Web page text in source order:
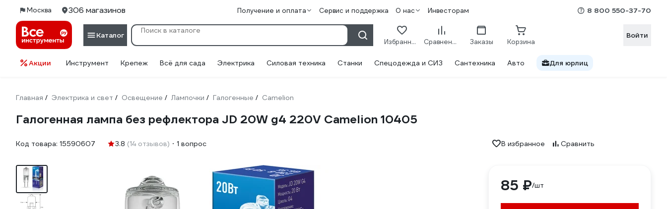
Москва 306 магазинов Получение и оплата Сервис и поддержка О нас Инвесторам 8 800 550-37-70
Каталог
Избранное Сравнение Заказы Корзина
Войти
Акции Инструмент Крепеж Всё для сада Электрика Силовая техника Станки Спецодежда и СИЗ Сантехника Авто Для юрлиц
Главная / Электрика и свет / Освещение / Лампочки / Галогенные / Camelion
Галогенная лампа без рефлектора JD 20W g4 220V Camelion 10405
Код товара: 15590607 3.8 (14 отзывов) 1 вопрос В избранное Сравнить
85 ₽/шт